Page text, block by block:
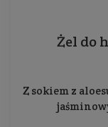
Żel do
Z sokiem z